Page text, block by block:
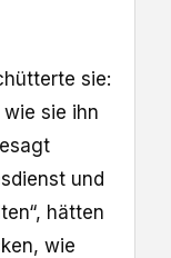
sie:
sie ihn
und
hätten
wie